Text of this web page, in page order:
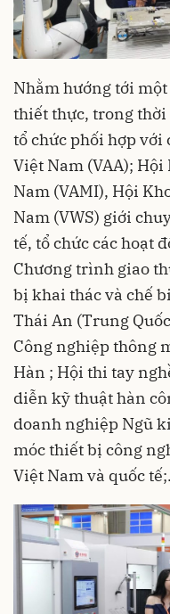
Nhằm hướng tới
thiết thực, trong
tổ chức phối hợp với
Việt Nam (VAA);
Nam (VAMI), Hội
Nam (VWS) giới
tế, tổ chức các hoạt
Chương trình giao
bị khai thác và chế
Thái An (Trung
Công nghiệp thông
Hàn ; Hội thi tay
diễn kỹ thuật hàn
doanh nghiệp Ngũ
móc thiết bị công
Việt Nam và quốc